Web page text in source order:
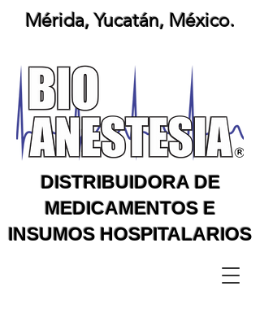
DISTRIBUIDORA DE
MEDICAMENTOS E
INSUMOS HOSPITALARIOS
Mérida, Yucatán, México.